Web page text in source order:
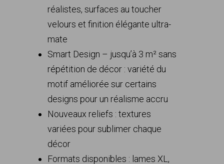
réalistes, surfaces au toucher
velours et finition élégante ultra-
mate
Smart Design – jusqu’à 3 m² sans
répétition de décor : variété du
motif améliorée sur certains
designs pour un réalisme accru
Nouveaux reliefs : textures
variées pour sublimer chaque
décor
Formats disponibles : lames XL,